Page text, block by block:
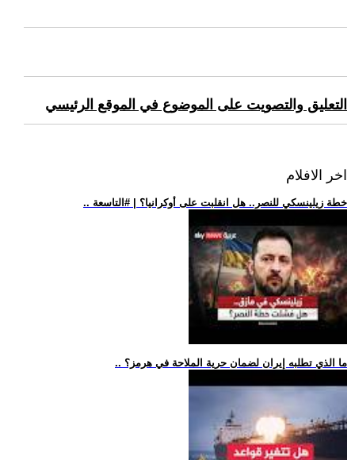
التعليق والتصويت على الموضوع في الموقع الرئيسي
اخر الافلام
.. خطة زيلينسكي للنصر.. هل انقلبت على أوكرانيا؟ | #التاسعة
.. ما الذي تطلبه إيران لضمان حرية الملاحة في هرمز؟